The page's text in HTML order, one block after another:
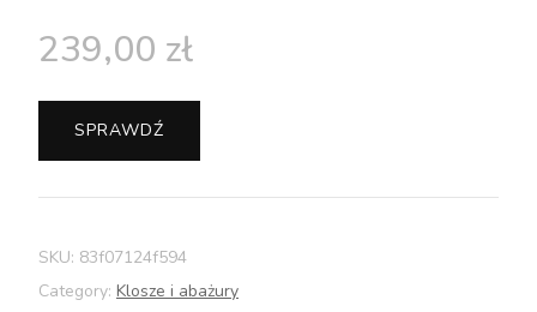
239,00 zł
SPRAWDŹ
SKU: 83f07124f594
Category: Klosze i abażury